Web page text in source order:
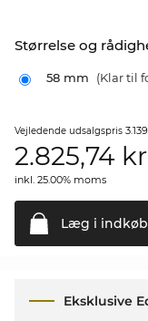
Størrelse og
58 mm (Klar til
Vejledende udsalgspris
2.825,74
inkl. 25.00% moms
Læg i
Eksklusive